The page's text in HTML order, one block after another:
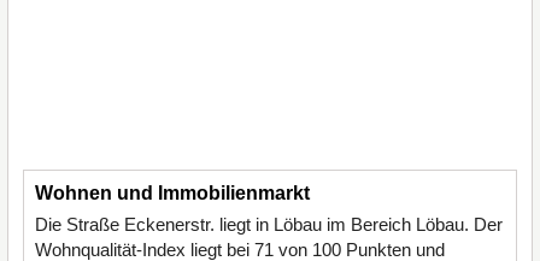
Wohnen und Immobilienmarkt
Die Straße Eckenerstr. liegt in Löbau im Bereich Löbau. Der
Wohnqualität-Index liegt bei 71 von 100 Punkten und